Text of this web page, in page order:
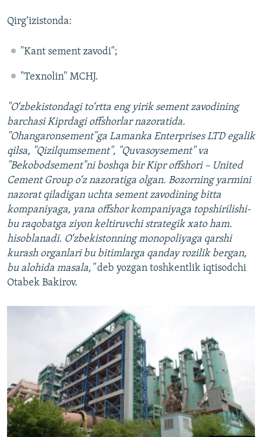
Qirg‘izistonda:
"Kant sement zavodi";
"Texnolin" MCHJ.
"O‘zbekistondagi to‘rtta eng yirik sement zavodining
barchasi Kiprdagi offshorlar nazoratida.
"Ohangaronsement"ga Lamanka EnterprisesLTD egalik
qilsa, "Qizilqumsement", "Quvasoysement" va
"Bekobodsement"ni boshqa bir Kipr offshori – United
Cement Group o‘z nazoratiga olgan. Bozorning yarmini
nazorat qiladigan uchta sement zavodining bitta
kompaniyaga, yana offshor kompaniyaga topshirilishi-
bu raqobatga ziyon keltiruvchi strategik xato ham.
hisoblanadi. O‘zbekistonning monopoliyaga qarshi
kurash organlari bu bitimlarga qanday rozilik bergan,
bu alohida masala,"deb yozgan toshkentlik iqtisodchi
Otabek Bakirov.